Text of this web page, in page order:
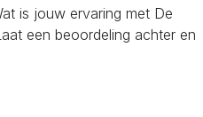
is jouw ervaring met De
een beoordeling achter en